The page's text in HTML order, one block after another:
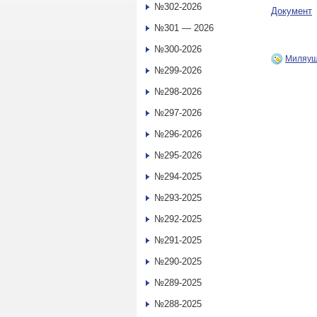
Документ
№302-2026
№301 — 2026
№300-2026
№299-2026
№298-2026
№297-2026
№296-2026
№295-2026
№294-2025
№293-2025
№292-2025
№291-2025
№290-2025
№289-2025
№288-2025